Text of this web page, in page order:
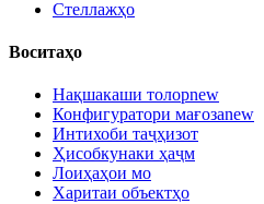
Стеллажҳо
Воситаҳо
Нақшакаши толорnew
Конфигуратори мағозаnew
Интихоби таҷҳизот
Ҳисобкунаки ҳаҷм
Лоиҳаҳои мо
Харитаи объектҳо